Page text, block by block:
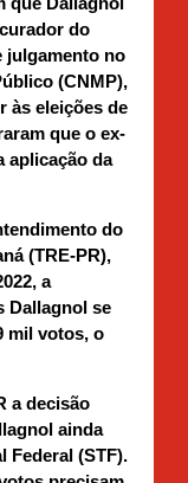
do
julgamento no
(CNMP),
às eleições de
que o ex-
aplicação da
do
(TRE-PR),
a
Dallagnol se
mil votos, o
a decisão
ainda
Federal (STF).